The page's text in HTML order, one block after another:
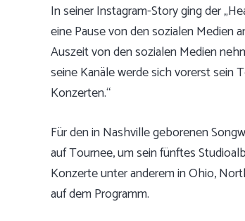
In seiner Instagram-Story ging der
eine Pause von den sozialen Medien
Auszeit von den sozialen Medien
seine Kanäle werde sich vorerst sein
Konzerten.“
Für den in Nashville geborenen
auf Tournee, um sein fünftes
Konzerte unter anderem in Ohio,
auf dem Programm.